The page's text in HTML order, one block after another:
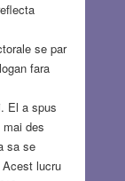
se par
fara
El a spus
des
sa se
lucru